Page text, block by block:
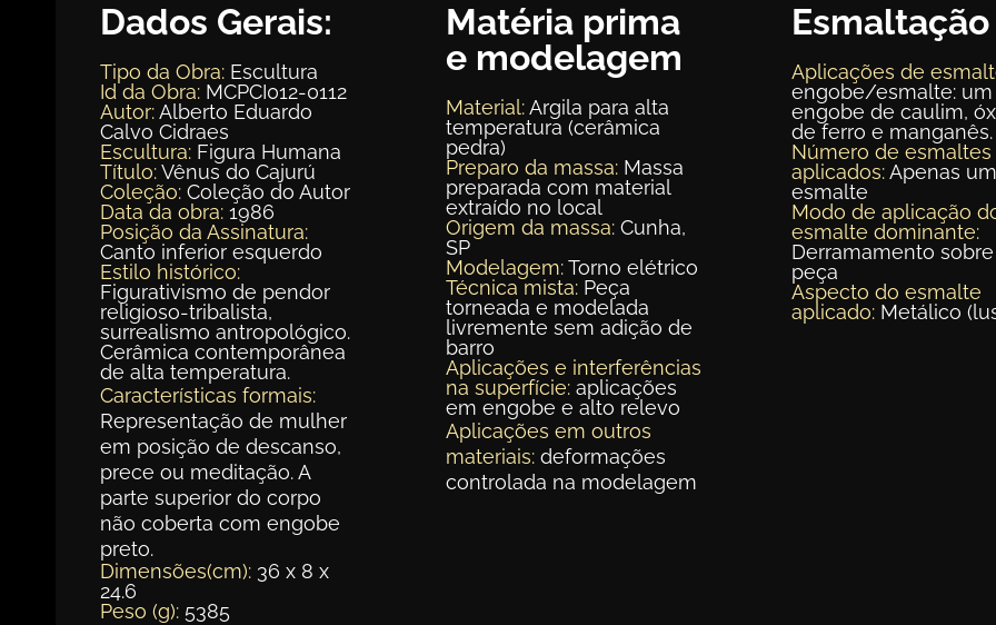
Dados Gerais:
Tipo da Obra: Escultura
Id da Obra: MCPCI012-0112
Autor:Alberto Eduardo
Calvo Cidraes
Escultura: Figura Humana
Título:Vênus do Cajurú
Coleção: Coleção do Autor
Data da obra: 1986
Posição da Assinatura:
Canto inferior esquerdo
Estilo histórico:
Figurativismo de pendor
religioso-tribalista,
surrealismo antropológico.
Cerâmica contemporânea
de alta temperatura.
Características formais:
Representação de mulher
em posição de descanso,
prece ou meditação. A
parte superior do corpo
não coberta com engobe
preto.
Dimensões(cm): 36 x 8 x
24.6
Peso (g): 5385
Matéria prima
e modelagem
Material:Argila para alta
temperatura (cerâmica
pedra)
Preparo da massa: Massa
preparada com material
extraído no local
Origem da massa: Cunha,
SP
Modelagem:Torno elétrico
Técnica mista: Peça
torneada e modelada
livremente sem adição de
barro
Aplicações e interferências
na superfície: aplicações
em engobe e alto relevo
Aplicações em outros
materiais: deformações
controlada na modelagem
Esmaltação
Aplicações de
engobe/esmalte: um
engobe de caulim,
de ferro e manganês.
Número de esmaltes
aplicados:Apenas um
esmalte
Modo de aplicação
esmalte dominante:
Derramamento sobre
peça
Aspecto do esmalte
aplicado: Metálico